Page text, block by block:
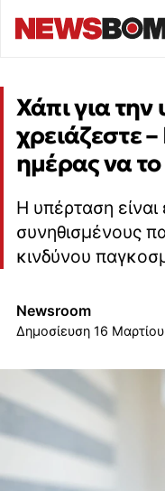
Χάπι για
χρειάζεστε
ημέρας να
Η υπέρταση
συνηθισμένους
κινδύνου
Newsroom
16